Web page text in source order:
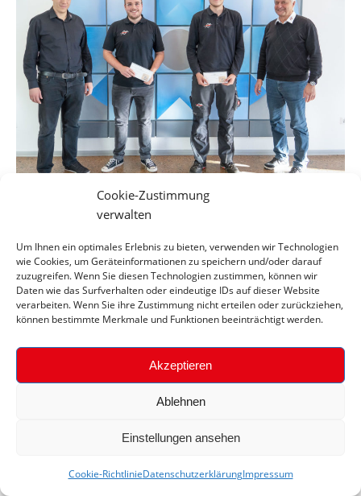
Cookie-Zustimmung
verwalten
Um Ihnen ein optimales Erlebnis zu bieten, verwenden wir Technologien
wie Cookies, um Geräteinformationen zu speichern und/oder darauf
zuzugreifen. Wenn Sie diesen Technologien zustimmen, können wir
Daten wie das Surfverhalten oder eindeutige IDs auf dieser Website
verarbeiten. Wenn Sie ihre Zustimmung nicht erteilen oder zurückziehen,
können bestimmte Merkmale und Funktionen beeinträchtigt werden.
Akzeptieren
Ablehnen
Einstellungen ansehen
Cookie-RichtlinieDatenschutzerklärungImpressum
Ehrung unserer Azubis!
Anstrengung und Engagement während der Ausbildung wird bei
R.I.E.MPP belohnt! Zwei unserer Auszubildenden bekamen
aufgrund…